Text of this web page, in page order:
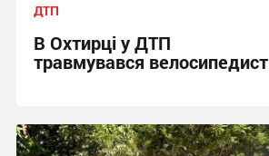
ДТП
В Охтирці у ДТП
травмувався велосипедист
10:57, 3.08.2026